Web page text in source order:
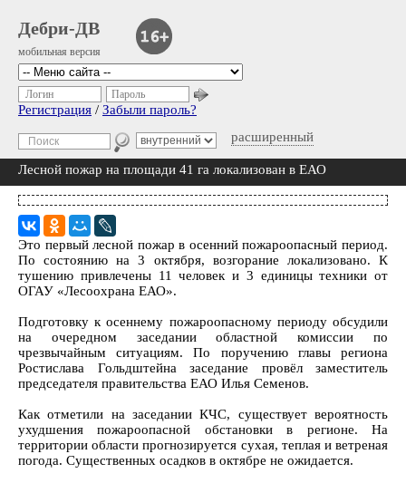
Дебри-ДВ
мобильная версия
расширенный
Логин Пароль
Регистрация / Забыли пароль?
Лесной пожар на площади 41 га локализован в ЕАО
Это первый лесной пожар в осенний пожароопасный период.
По состоянию на 3 октября, возгорание локализовано. К
тушению привлечены 11 человек и 3 единицы техники от
ОГАУ «Лесоохрана ЕАО».
Подготовку к осеннему пожароопасному периоду обсудили
на очередном заседании областной комиссии по
чрезвычайным ситуациям. По поручению главы региона
Ростислава Гольдштейна заседание провёл заместитель
председателя правительства ЕАО Илья Семенов.
Как отметили на заседании КЧС, существует вероятность
ухудшения пожароопасной обстановки в регионе. На
территории области прогнозируется сухая, теплая и ветреная
погода. Существенных осадков в октябре не ожидается.